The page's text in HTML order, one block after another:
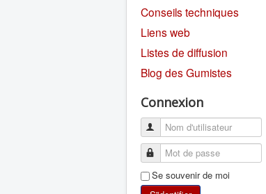
Conseils techniques
Liens web
Listes de diffusion
Blog des Gumistes
Connexion
Se souvenir de moi